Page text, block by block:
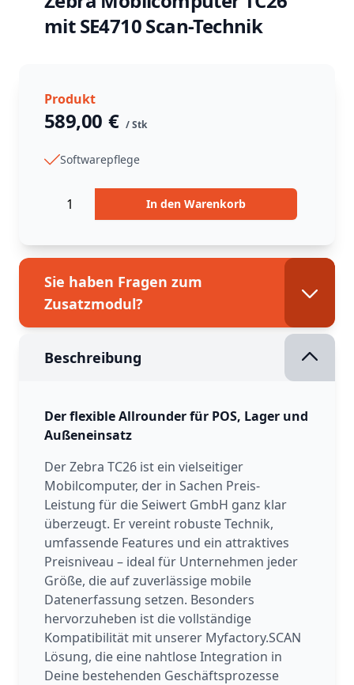
mit SE4710 Scan-Technik
Produkt
589,00 € / Stk
Returns arenot accepted
Softwarepflege
Menge In den Warenkorb
Sie haben Fragen zum
Zusatzmodul?
Beschreibung
Der flexible Allrounder für POS, Lager und
Außeneinsatz
Der Zebra TC26 ist ein vielseitiger
Mobilcomputer, der in Sachen Preis-
Leistung für die Seiwert GmbH ganz klar
überzeugt. Er vereint robuste Technik,
umfassende Features und ein attraktives
Preisniveau – ideal für Unternehmen jeder
Größe, die auf zuverlässige mobile
Datenerfassung setzen. Besonders
hervorzuheben ist die vollständige
Kompatibilität mit unserer Myfactory.SCAN
Lösung, die eine nahtlose Integration in
Deine bestehenden Geschäftsprozesse